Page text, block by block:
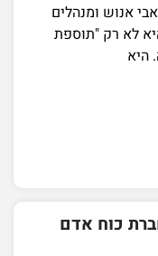
אנוש ומנהלים
לא רק "תוספת
היא
כוח אדם